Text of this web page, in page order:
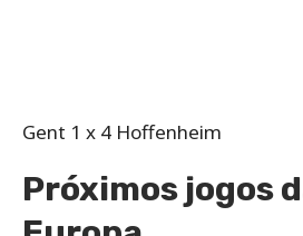
Gent 1 x 4 Hoffenheim
Próximos jogos